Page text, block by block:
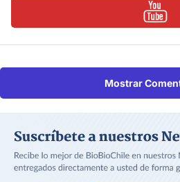
Mostrar